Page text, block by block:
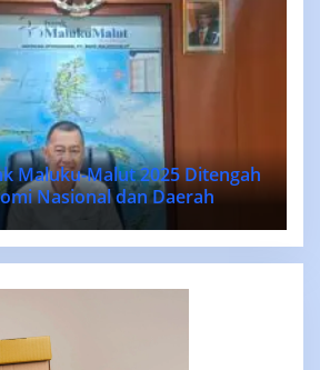
Maluku-Malut 2025 Ditengah
Nasional dan Daerah